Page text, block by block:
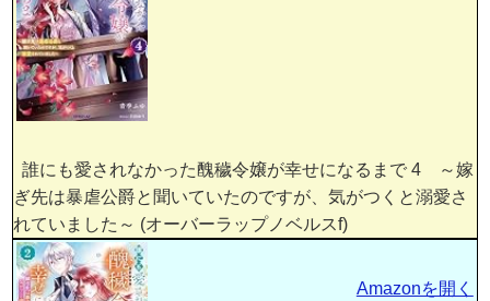
誰にも愛されなかった醜穢令嬢が幸せになるまで 4 ～嫁
ぎ先は暴虐公爵と聞いていたのですが、気がつくと溺愛さ
れていました～ (オーバーラップノベルスf)
Amazonを開く